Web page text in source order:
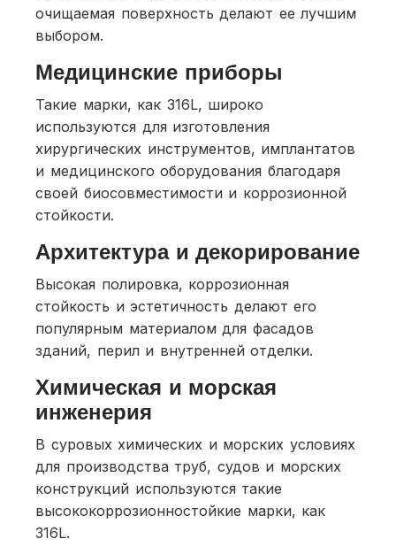
очищаемая поверхность делают ее лучшим
выбором.
Медицинские приборы
Такие марки, как 316L, широко
используются для изготовления
хирургических инструментов, имплантатов
и медицинского оборудования благодаря
своей биосовместимости и коррозионной
стойкости.
Архитектура и декорирование
Высокая полировка, коррозионная
стойкость и эстетичность делают его
популярным материалом для фасадов
зданий, перил и внутренней отделки.
Химическая и морская
инженерия
В суровых химических и морских условиях
для производства труб, судов и морских
конструкций используются такие
высококоррозионностойкие марки, как
316L.